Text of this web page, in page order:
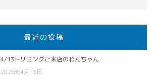
最近の投稿
4/13トリミングご来店のわんちゃん
2026年4月13日